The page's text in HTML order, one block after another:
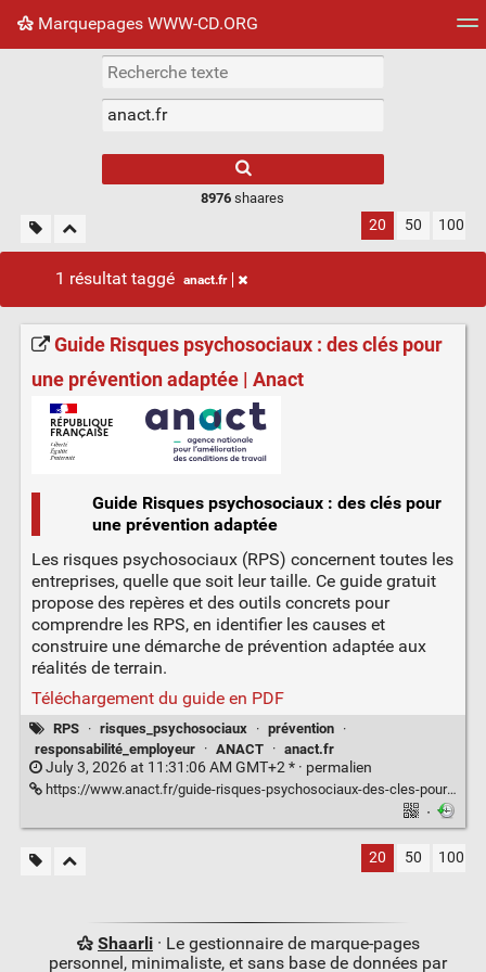
Marquepages WWW-CD.ORG
Nuage de tags Mur d'images
8976 shaares
20 50 100
1 résultat taggé anact.fr
Guide Risques psychosociaux : des clés pour
une prévention adaptée | Anact
Guide Risques psychosociaux : des clés pour
une prévention adaptée
Les risques psychosociaux (RPS) concernent toutes les
entreprises, quelle que soit leur taille. Ce guide gratuit
propose des repères et des outils concrets pour
comprendre les RPS, en identifier les causes et
construire une démarche de prévention adaptée aux
réalités de terrain.
Téléchargement du guide en PDF
RPS · risques_psychosociaux · prévention ·
responsabilité_employeur
· ANACT · anact.fr
July 3, 2026 at 11:31:06 AM GMT+2 * · permalien
https://www.anact.fr/guide-risques-psychosociaux-des-cles-pour-une-prevention-adaptee
·
20 50 100
Shaarli· Le gestionnaire de marque-pages
personnel, minimaliste, et sans base de données par